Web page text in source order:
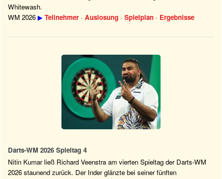
Whitewash.
WM 2026 ▶ Teilnehmer · Auslosung · Spielplan · Ergebnisse
Darts-WM 2026 Spieltag 4
Nitin Kumar ließ Richard Veenstra am vierten Spieltag der Darts-WM
2026 staunend zurück. Der Inder glänzte bei seiner fünften